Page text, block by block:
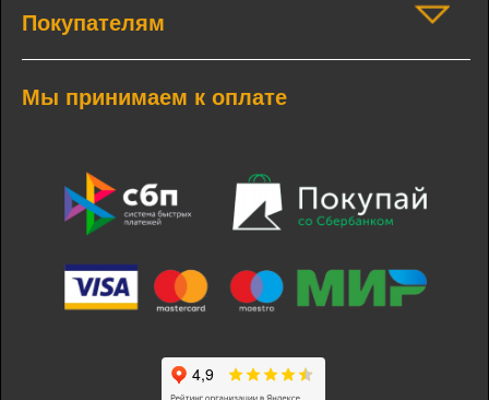
Покупателям
Мы принимаем к оплате